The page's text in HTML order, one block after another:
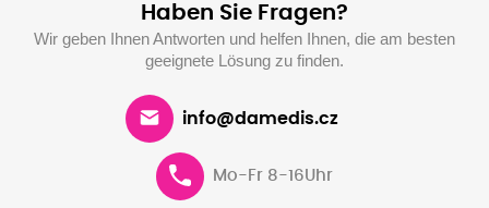
Haben Sie Fragen?
Wir geben Ihnen Antworten und helfen Ihnen, die am besten
geeignete Lösung zu finden.
info@damedis.cz
Mo-Fr 8-16Uhr